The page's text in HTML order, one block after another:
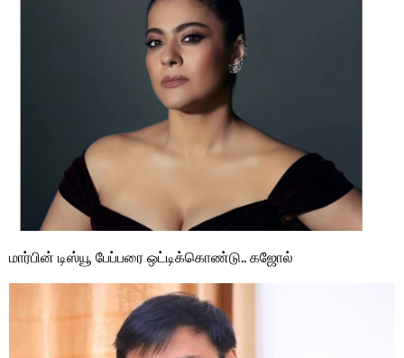
மார்பின் டிஸ்யூ பேப்பரை ஒட்டிக்கொண்டு.. கஜோல்